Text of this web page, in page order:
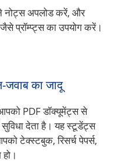
नोट्स अपलोड करें, और
प्रॉम्प्ट्स का उपयोग करें।
का जादू
PDF डॉक्यूमेंट्स से
देता है। यह स्टूडेंट्स
टेक्स्टबुक, रिसर्च पेपर्स,